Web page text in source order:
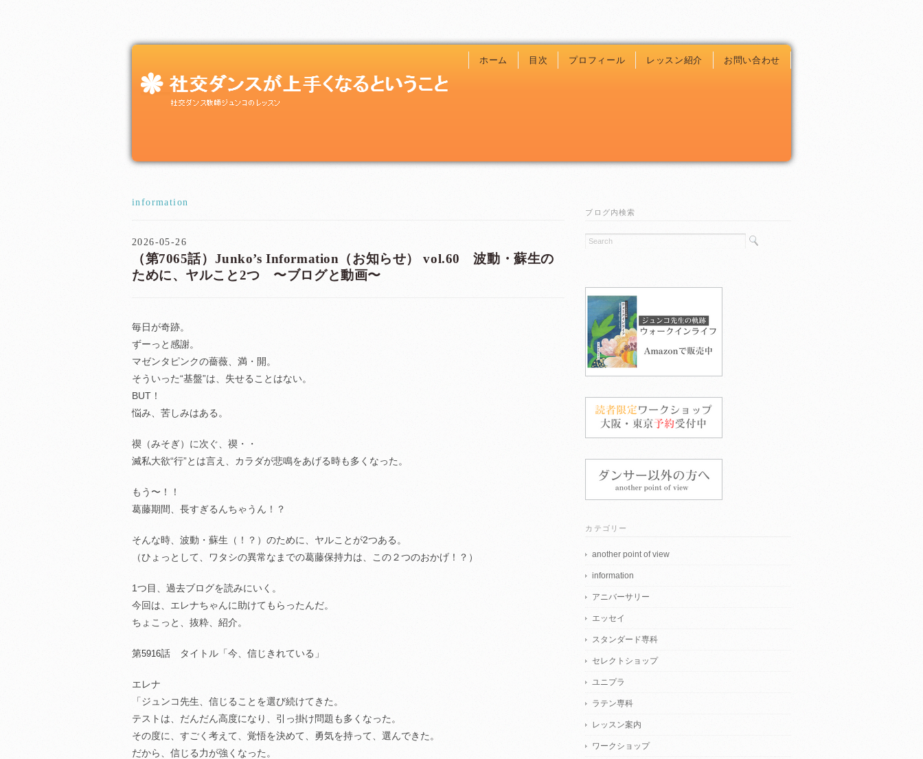
ホーム 目次 プロフィール レッスン紹介 お問い合わせ
information
2026-05-26
（第7065話）Junko’s Information（お知らせ） vol.60 波動・蘇生の
ために、ヤルこと2つ 〜ブログと動画〜
毎日が奇跡。
ずーっと感謝。
マゼンタピンクの薔薇、満・開。
そういった“基盤”は、失せることはない。
BUT！
悩み、苦しみはある。
禊（みそぎ）に次ぐ、禊・・
滅私大欲“行”とは言え、カラダが悲鳴をあげる時も多くなった。
もう〜！！
葛藤期間、長すぎるんちゃうん！？
そんな時、波動・蘇生（！？）のために、ヤルことが2つある。
（ひょっとして、ワタシの異常なまでの葛藤保持力は、この２つのおかげ！？）
1つ目、過去ブログを読みにいく。
今回は、エレナちゃんに助けてもらったんだ。
ちょこっと、抜粋、紹介。
第5916話 タイトル「今、信じきれている」
エレナ
「ジュンコ先生、信じることを選び続けてきた。
テストは、だんだん高度になり、引っ掛け問題も多くなった。
その度に、すごく考えて、覚悟を決めて、勇気を持って、選んできた。
だから、信じる力が強くなった。
ブログ内検索
カテゴリー
another point of view
information
アニバーサリー
エッセイ
スタンダード専科
セレクトショップ
ユニプラ
ラテン専科
レッスン案内
ワークショップ